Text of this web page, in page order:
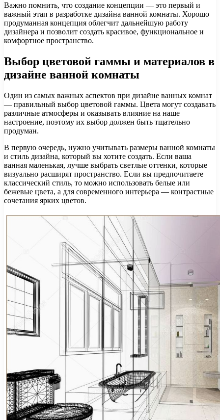
Важно помнить, что создание концепции — это первый и
важный этап в разработке дизайна ванной комнаты. Хорошо
продуманная концепция облегчит дальнейшую работу
дизайнера и позволит создать красивое, функциональное и
комфортное пространство.
Выбор цветовой гаммы и материалов в
дизайне ванной комнаты
Один из самых важных аспектов при дизайне ванных комнат
— правильный выбор цветовой гаммы. Цвета могут создавать
различные атмосферы и оказывать влияние на наше
настроение, поэтому их выбор должен быть тщательно
продуман.
В первую очередь, нужно учитывать размеры ванной комнаты
и стиль дизайна, который вы хотите создать. Если ваша
ванная маленькая, лучше выбрать светлые оттенки, которые
визуально расширят пространство. Если вы предпочитаете
классический стиль, то можно использовать белые или
бежевые цвета, а для современного интерьера — контрастные
сочетания ярких цветов.